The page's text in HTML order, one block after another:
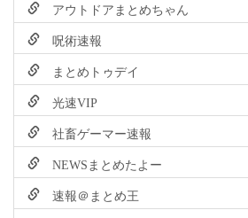
アウトドアまとめちゃん
呪術速報
まとめトゥデイ
光速VIP
社畜ゲーマー速報
NEWSまとめたよー
速報＠まとめ王